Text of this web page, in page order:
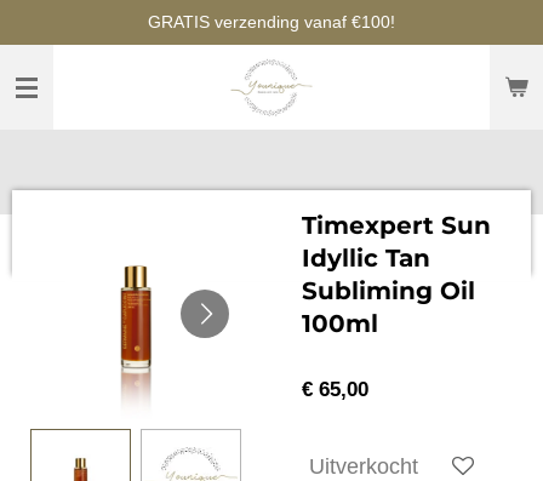
naar
hoofdinhoud
GRATIS verzending vanaf €100!
Timexpert Sun
Idyllic Tan
Subliming Oil
100ml
€ 65,00
Uitverkocht